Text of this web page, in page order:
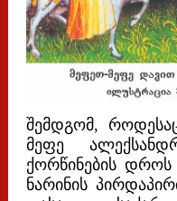
შემდგომ,
მეფე
ქორწინების
ნარინის